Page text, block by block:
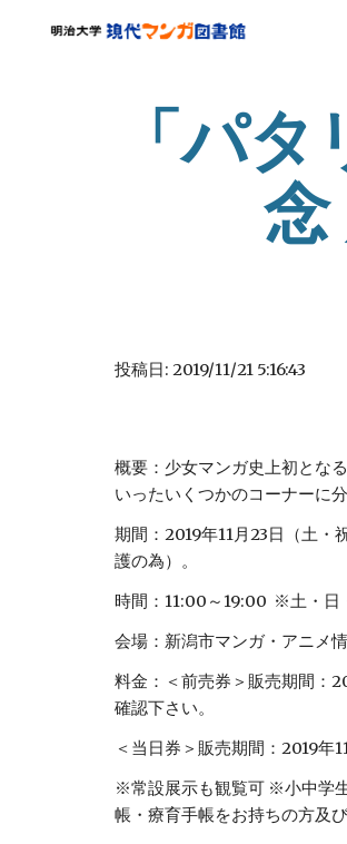
「パ
念
投稿日: 2019/11/21 5:16:43
概要：少女マンガ史上初とな
いったいくつかのコーナーに
期間：2019年11月23日（土
護の為）。
時間：11:00～19:00  ※土・日
会場：新潟市マンガ・アニメ
料金：＜前売券＞販売期間：
確認下さい。
＜当日券＞販売期間：2019
※常設展示も観覧可 ※小中学
帳・療育手帳をお持ちの方及